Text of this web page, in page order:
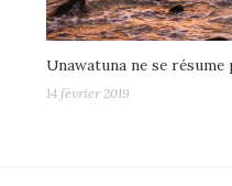
Unawatuna ne se résume
14 février 2019